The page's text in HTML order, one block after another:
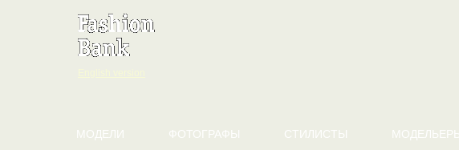
МОДЕЛИ ФОТОГРАФЫ СТИЛИСТЫ